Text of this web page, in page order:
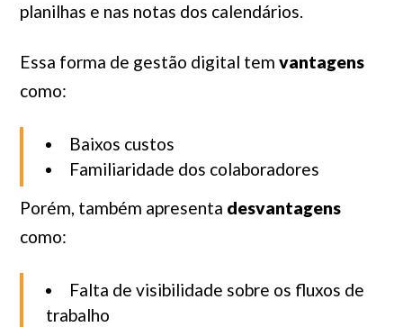
planilhas e nas notas dos calendários.
Essa forma de gestão digital tem vantagens
como:
Baixos custos
Familiaridade dos colaboradores
Porém, também apresenta desvantagens
como:
Falta de visibilidade sobre os fluxos de
trabalho